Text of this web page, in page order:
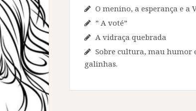
o
:
O menino, a esperança e a
” A voté”
A vidraça quebrada
Sobre cultura, mau humor
galinhas.